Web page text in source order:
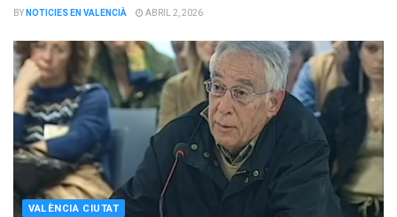
BYNOTICIES EN VALENCIÀ ABRIL 2, 2026
VALÈNCIA CIUTAT